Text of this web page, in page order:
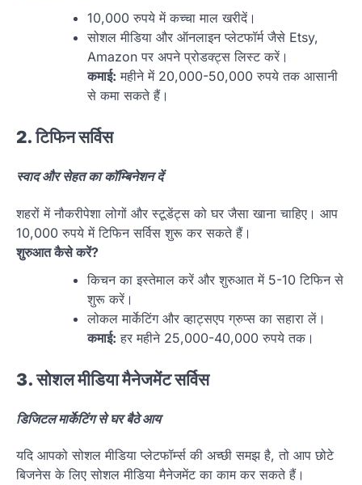
10,000 रुपये में कच्चा माल खरीदें।
सोशल मीडिया और ऑनलाइन प्लेटफॉर्म जैसे Etsy,
Amazon पर अपने प्रोडक्ट्स लिस्ट करें।
कमाई: महीने में 20,000-50,000 रुपये तक आसानी
से कमा सकते हैं।
2. टिफिन सर्विस
स्वाद और सेहत का कॉम्बिनेशन दें
शहरों में नौकरीपेशा लोगों और स्टूडेंट्स को घर जैसा खाना चाहिए। आप
10,000 रुपये में टिफिन सर्विस शुरू कर सकते हैं।
शुरुआत कैसे करें?
किचन का इस्तेमाल करें और शुरुआत में 5-10 टिफिन से
शुरू करें।
लोकल मार्केटिंग और व्हाट्सएप ग्रुप्स का सहारा लें।
कमाई: हर महीने 25,000-40,000 रुपये तक।
3. सोशल मीडिया मैनेजमेंट सर्विस
डिजिटल मार्केटिंग से घर बैठे आय
यदि आपको सोशल मीडिया प्लेटफॉर्म्स की अच्छी समझ है, तो आप छोटे
बिजनेस के लिए सोशल मीडिया मैनेजमेंट का काम कर सकते हैं।